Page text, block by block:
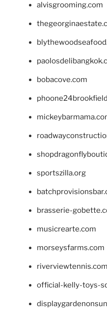
alvisgrooming.com
bobacove.com
sportszilla.org
brasserie-
musicrearte.com
morseysfarms.com
riverviewtennis.com
official-kelly-toys-